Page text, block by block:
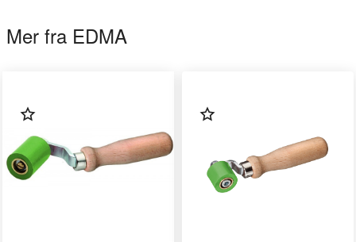
Mer fra EDMA